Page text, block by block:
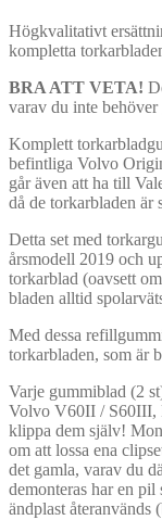
Högkvalitativt
kompletta
BRA ATT VETA!
varav du inte
Komplett
befintliga Volvo
går även att ha till
då de torkarbladen är
Detta set med
årsmodell 2019 och
torkarblad (oavsett
bladen alltid
Med dessa
torkarbladen, som är
Varje gummiblad (2
Volvo V60II / S60III,
klippa dem själv!
om att lossa ena
det gamla, varav du
demonteras har en
ändplast återanvänds